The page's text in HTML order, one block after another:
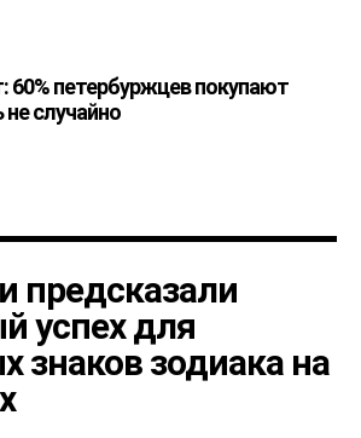
60% петербуржцев покупают
не случайно
предсказали
успех для
знаков зодиака на